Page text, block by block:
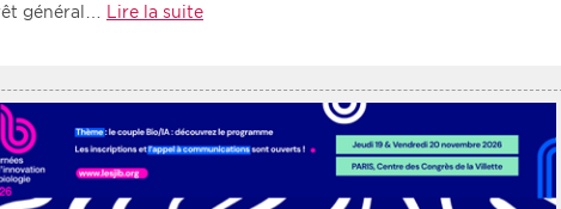
général…
Lire la suite